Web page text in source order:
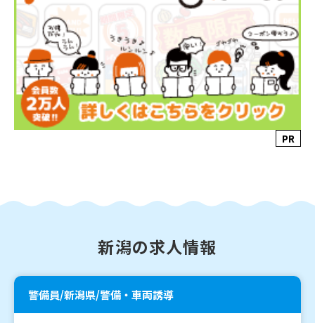
PR
新潟の求人情報
警備員/新潟県/警備・車両誘導